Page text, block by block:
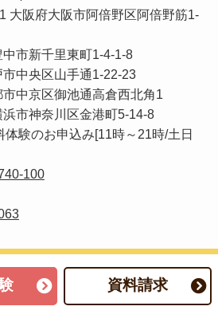
資料請求
大阪府大阪市阿倍野区阿倍野筋1-
市新千里東町1-4-1-8
中央区山手通1-22-23
中京区御池通高倉西北角1
市神奈川区金港町5-14-8
験のお申込み[11時～21時/土日
100
兵庫県 京都府 奈良県
滋賀
東京都 神奈川県 埼玉県
千
宮城県 福岡県